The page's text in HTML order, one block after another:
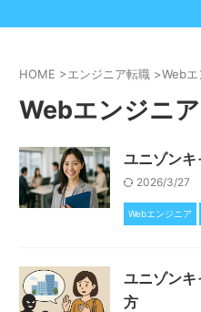
HOME >エンジニア転職 >Webエ
Webエンジニア
ユニゾンキ
2026/3/27
Webエンジニア
ユニゾンキ
方